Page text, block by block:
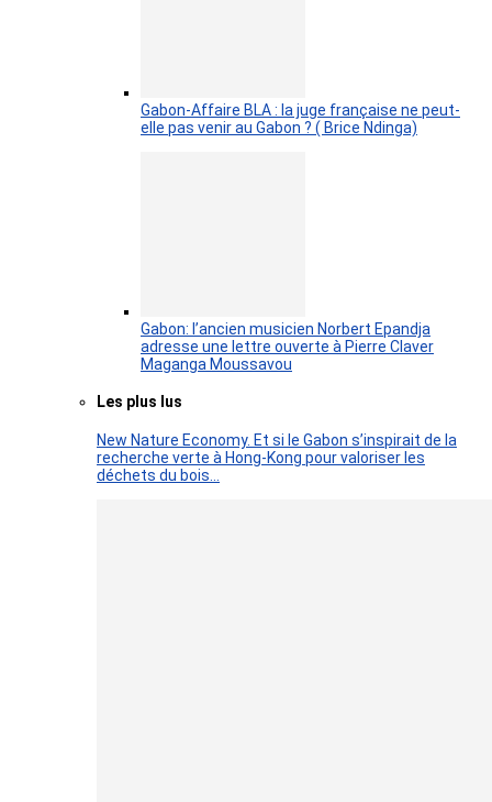
Gabon-Affaire BLA : la juge française ne peut-
elle pas venir au Gabon ? ( Brice Ndinga)
Gabon: l’ancien musicien Norbert Epandja
adresse une lettre ouverte à Pierre Claver
Maganga Moussavou
Les plus lus
New Nature Economy. Et si le Gabon s’inspirait de la
recherche verte à Hong-Kong pour valoriser les
déchets du bois…